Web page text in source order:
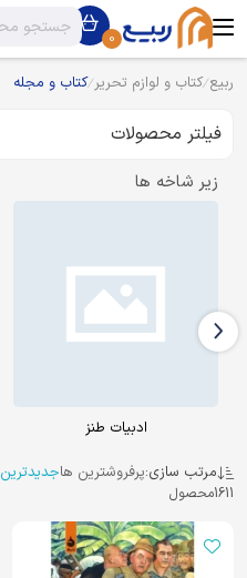
0
ربیع کتاب و لوازم تحریر کتاب و مجله
فیلتر محصولات
زیر شاخه ها
شعر معاصر
مرتب سازی:پرفروشترین هاجدیدترین
1611محصول